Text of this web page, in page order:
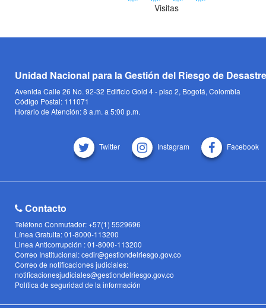
Visitas
Unidad Nacional para la Gestión del Riesgo de
Avenida Calle 26 No. 92-32 Edificio Gold 4 - piso 2, Bogotá, Colombia
Código Postal: 111071
Horario de Atención: 8 a.m. a 5:00 p.m.
Twitter Instagram Facebook
Contacto
Teléfono Conmutador: +57(1) 5529696
Línea Gratuita: 01-8000-113200
Linea Anticorrupción : 01-8000-113200
Correo Institucional: cedir@gestiondelriesgo.gov.co
Correo de notificaciones judiciales:
notificacionesjudiciales@gestiondelriesgo.gov.co
Política de seguridad de la información